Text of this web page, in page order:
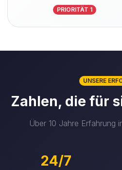
PRIORITÄT 1
UNSERE
Zahlen, die für
Über 10 Jahre Erfahrung
24/7